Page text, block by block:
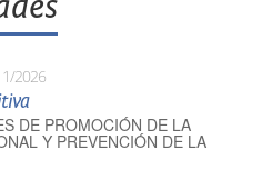
2026
DE PROMOCIÓN DE LA
Y PREVENCIÓN DE LA